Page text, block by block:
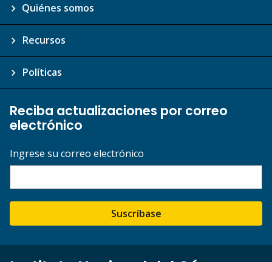
Quiénes somos
Recursos
Políticas
Reciba actualizaciones por correo
electrónico
Ingrese su correo electrónico
Suscríbase